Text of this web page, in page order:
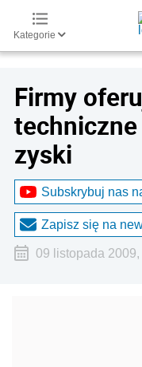
Kategorie
Firmy
zyski
Subskrybuj nas
Zapisz się na
09 listopada 2009,